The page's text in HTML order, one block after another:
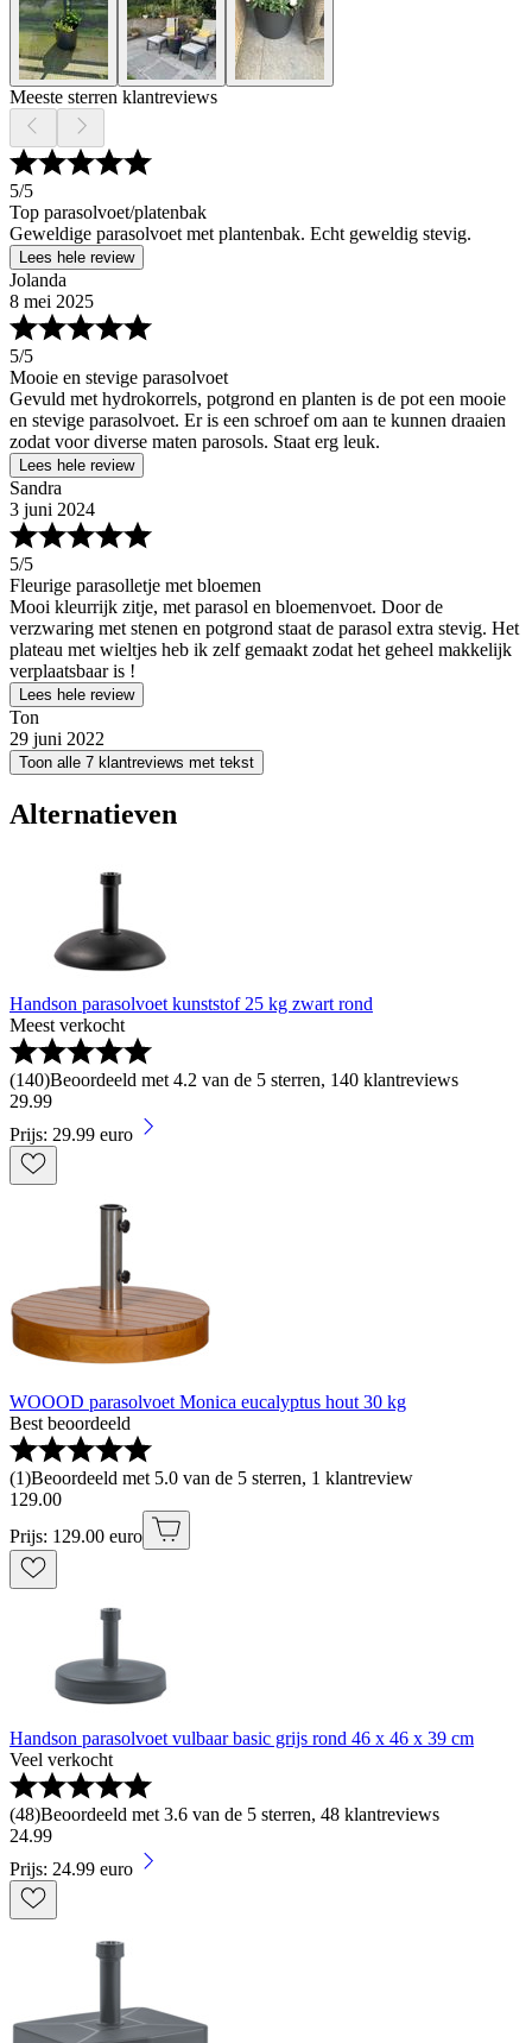
Meeste sterren klantreviews
5/5
Top parasolvoet/platenbak
Geweldige parasolvoet met plantenbak. Echt geweldig stevig.
Lees hele review
Jolanda
8 mei 2025
5/5
Mooie en stevige parasolvoet
Gevuld met hydrokorrels, potgrond en planten is de pot een mooie
en stevige parasolvoet. Er is een schroef om aan te kunnen draaien
zodat voor diverse maten parosols. Staat erg leuk.
Lees hele review
Sandra
3 juni 2024
5/5
Fleurige parasolletje met bloemen
Mooi kleurrijk zitje, met parasol en bloemenvoet. Door de
verzwaring met stenen en potgrond staat de parasol extra stevig. Het
plateau met wieltjes heb ik zelf gemaakt zodat het geheel makkelijk
verplaatsbaar is !
Lees hele review
Ton
29 juni 2022
Toon alle 7 klantreviews met tekst
Alternatieven
Handson parasolvoet kunststof 25 kg zwart rond
Meest verkocht
(140)Beoordeeld met 4.2 van de 5 sterren, 140 klantreviews
29.99
Prijs: 29.99 euro
WOOOD parasolvoet Monica eucalyptus hout 30 kg
Best beoordeeld
(1)Beoordeeld met 5.0 van de 5 sterren, 1 klantreview
129.00
Prijs: 129.00 euro
Handson parasolvoet vulbaar basic grijs rond 46 x 46 x 39 cm
Veel verkocht
(48)Beoordeeld met 3.6 van de 5 sterren, 48 klantreviews
24.99
Prijs: 24.99 euro